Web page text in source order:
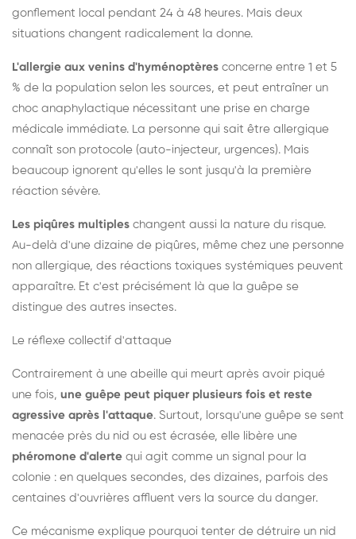
gonflement local pendant 24 à 48 heures. Mais deux
situations changent radicalement la donne.
L'allergie aux venins d'hyménoptères concerne entre 1 et 5
% de la population selon les sources, et peut entraîner un
choc anaphylactique nécessitant une prise en charge
médicale immédiate. La personne qui sait être allergique
connaît son protocole (auto-injecteur, urgences). Mais
beaucoup ignorent qu'elles le sont jusqu'à la première
réaction sévère.
Les piqûres multiples changent aussi la nature du risque.
Au-delà d'une dizaine de piqûres, même chez une personne
non allergique, des réactions toxiques systémiques peuvent
apparaître. Et c'est précisément là que la guêpe se
distingue des autres insectes.
Le réflexe collectif d'attaque
Contrairement à une abeille qui meurt après avoir piqué
une fois, une guêpe peut piquer plusieurs fois et reste
agressive après l'attaque. Surtout, lorsqu'une guêpe se sent
menacée près du nid ou est écrasée, elle libère une
phéromone d'alerte qui agit comme un signal pour la
colonie : en quelques secondes, des dizaines, parfois des
centaines d'ouvrières affluent vers la source du danger.
Ce mécanisme explique pourquoi tenter de détruire un nid